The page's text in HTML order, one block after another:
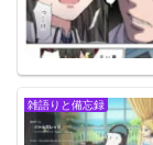
雑語りと備忘録